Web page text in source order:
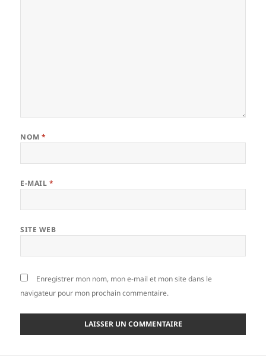
NOM*
E-MAIL *
SITE WEB
Enregistrer mon nom, mon e-mail et mon site dans le
navigateur pour mon prochain commentaire.